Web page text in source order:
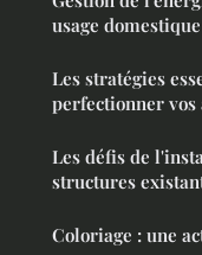
usage
Les stratégies
perfectionner vos
Les défis de
structures
Coloriage : une